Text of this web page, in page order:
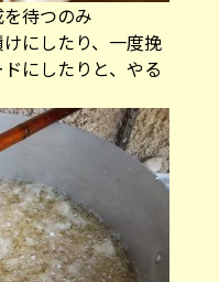
待つのみ
にしたり、一度挽
にしたりと、やる